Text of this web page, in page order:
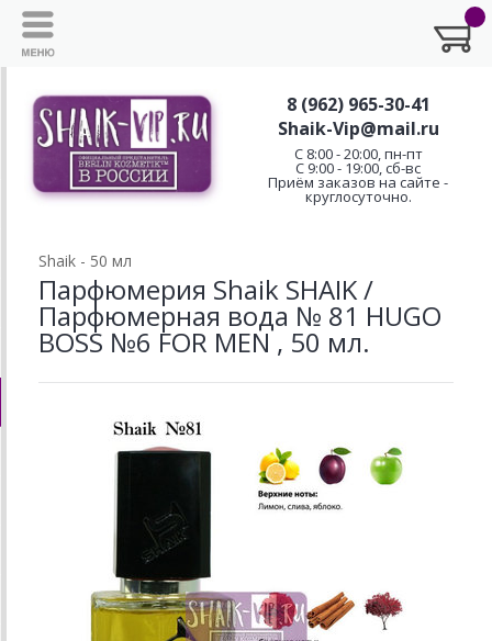
8 (962) 965-30-41
Shaik-Vip@mail.ru
C 8:00 - 20:00, пн-пт
С 9:00 - 19:00, сб-вс
Приём заказов на сайте -
круглосуточно.
Shaik - 50 мл
Парфюмерия Shaik SHAIK /
Парфюмерная вода № 81 HUGO
BOSS №6 FOR MEN , 50 мл.